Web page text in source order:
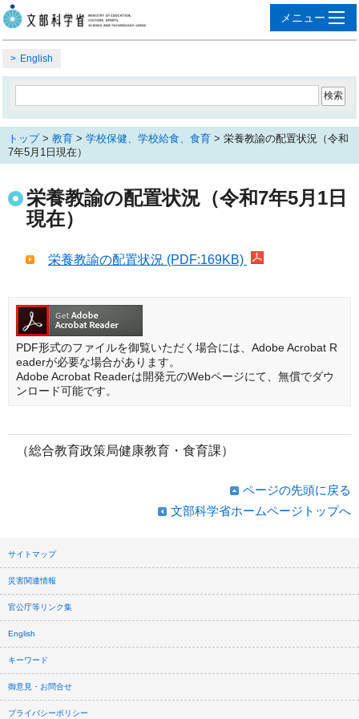
English
トップ> 教育 > 学校保健、学校給食、食育 > 栄養教諭の配置状況（令和
7年5月1日現在）
栄養教諭の配置状況（令和7年5月1日
現在）
栄養教諭の配置状況 (PDF:169KB)
PDF形式のファイルを御覧いただく場合には、Adobe Acrobat R
eaderが必要な場合があります。
Adobe Acrobat Readerは開発元のWebページにて、無償でダウ
ンロード可能です。
（総合教育政策局健康教育・食育課）
ページの先頭に戻る
文部科学省ホームページトップへ
サイトマップ
災害関連情報
官公庁等リンク集
English
キーワード
御意見・お問合せ
プライバシーポリシー